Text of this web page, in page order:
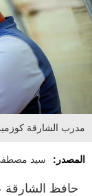
مدرب الشارقة
المصدر: سيد
حافظ الشارقة